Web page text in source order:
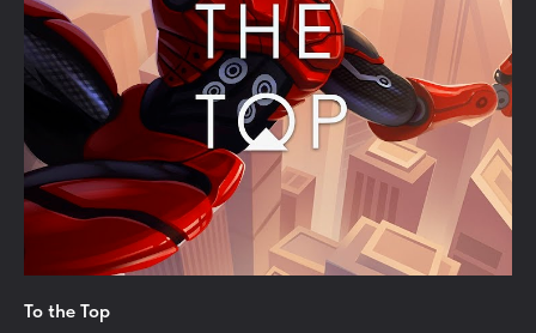
To the Top